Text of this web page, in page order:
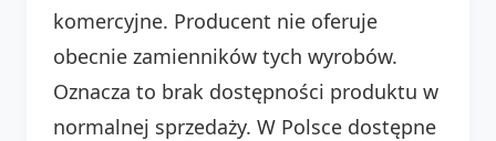
komercyjne. Producent nie oferuje
obecnie zamienników tych wyrobów.
Oznacza to brak dostępności produktu w
normalnej sprzedaży. W Polsce dostępne